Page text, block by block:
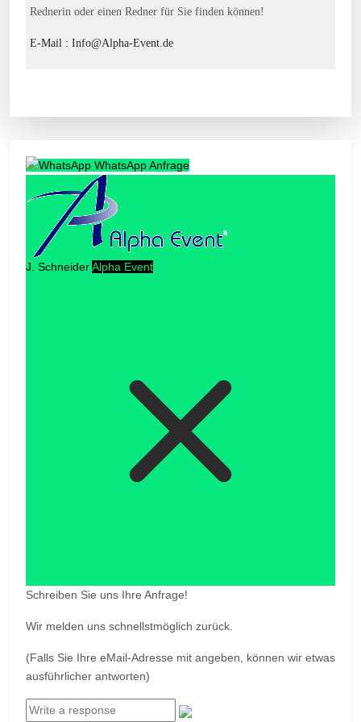
Rednerin oder einen Redner für Sie finden können!
E-Mail : Info@Alpha-Event.de
WhatsApp Anfrage
J. SchneiderAlpha Event
Schreiben Sie uns Ihre Anfrage!
Wir melden uns schnellstmöglich zurück.
(Falls Sie Ihre eMail-Adresse mit angeben, können wir etwas
ausführlicher antworten)